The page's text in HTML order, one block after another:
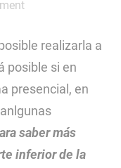
realizarla a
posible si en
presencial, en
saber más
inferior de la